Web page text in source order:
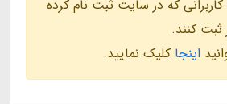
که در سایت ثبت نام کرده
ثبت کنند.
اینجا کلیک نمایید.